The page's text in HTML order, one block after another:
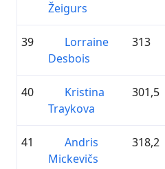
Žeigurs
39
Lorraine
Desbois
313
40
Kristina
Traykova
301,5
41
Andris
Mickevičs
318,2